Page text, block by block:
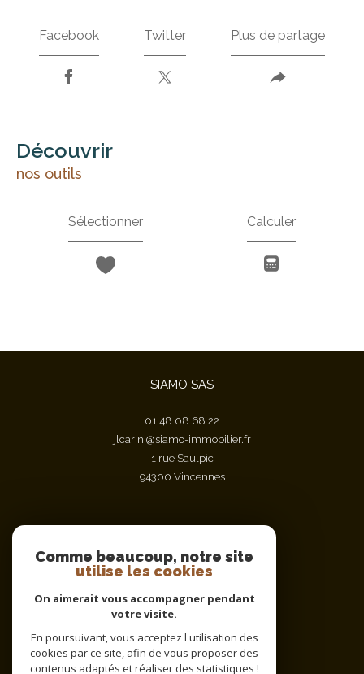
Facebook Twitter Plus de partage
découvrir
nos outils
Sélectionner Calculer
SIAMO SAS
01 48 08 68 22
jlcarini@siamo-immobilier.fr
1 rue Saulpic
94300
vincennes
Comme beaucoup, notre site
utilise les cookies
On aimerait vous accompagner pendant
votre visite.
En poursuivant, vous acceptez l'utilisation des
cookies par ce site, afin de vous proposer des
contenus adaptés et réaliser des statistiques !